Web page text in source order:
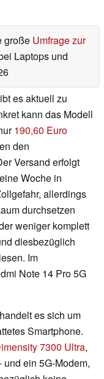
große Umfrage zur
Laptops und
es aktuell zu
kann das Modell
190,60 Euro
den
Versand erfolgt
Woche in
allerdings
durchsetzen
weniger komplett
diesbezüglich
Im
Note 14 Pro 5G
es sich um
Smartphone.
7300 Ultra,
ein 5G-Modem,